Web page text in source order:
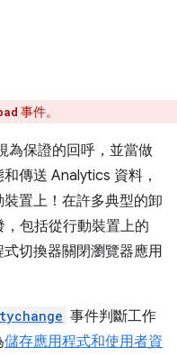
事件。
為保證的回呼，並當做
傳送 Analytics 資料，
裝置上！在許多典型的卸
，包括從行動裝置上的
切換器關閉瀏覽器應用
事件判斷工作
儲存應用程式和使用者資